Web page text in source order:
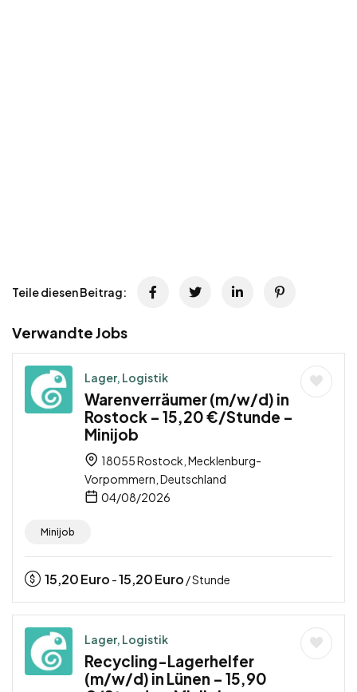
Teile diesen Beitrag:
Verwandte Jobs
Lager, Logistik
Warenverräumer (m/w/d) in
Rostock – 15,20 €/Stunde –
Minijob
18055 Rostock, Mecklenburg-
Vorpommern, Deutschland
04/08/2026
Minijob
15,20Euro -15,20Euro / Stunde
Lager, Logistik
Recycling-Lagerhelfer
(m/w/d) in Lünen – 15,90